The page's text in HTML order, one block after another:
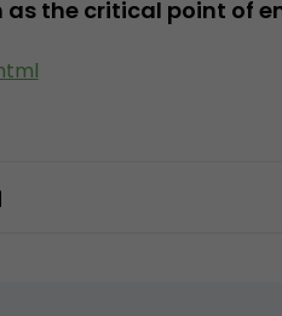
the critical point of